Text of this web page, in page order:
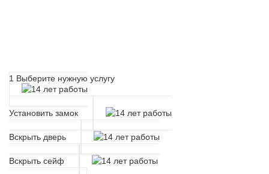
1 Выберите нужную услугу
Установить замок
Вскрыть дверь
Вскрыть сейф